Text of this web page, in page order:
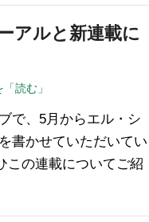
アルと新連載に
読む」
で、5月からエル・シ
書かせていただいてい
この連載についてご紹